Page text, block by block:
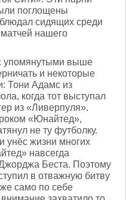
поглощены
сидящих среди
нашего
упомянутыми выше
и некоторые
Тони Адамс из
когда тот выступал
из «Ливерпуля».
«Юнайтед»,
не ту футболку.
унёс жизни многих
навсегда
Беста. Поэтому
в отважную битву
само по себе